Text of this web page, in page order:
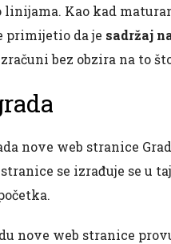
linijama. Kao kad
primijetio da je sadržaj
bez obzira na to
nove web stranice
stranice se izrađuje se u
nove web stranice